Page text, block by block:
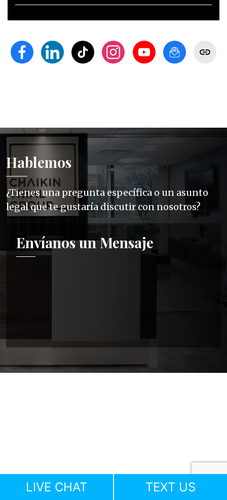
Hablemos
¿Tienes una pregunta específica o un asunto
legal que te gustaría discutir con nosotros?
Envíanos un Mensaje
LIVE CHAT TEXT US